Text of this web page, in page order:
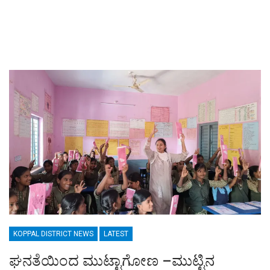
KOPPAL DISTRICT NEWS LATEST
ಘನತೆಯಿಂದ ಮುಟ್ಟಾಗೋಣ –ಮುಟ್ಟಿನ